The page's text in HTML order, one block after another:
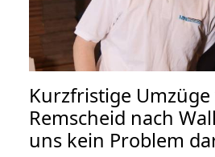
Kurzfristige Umzüge
Remscheid nach
uns kein Problem